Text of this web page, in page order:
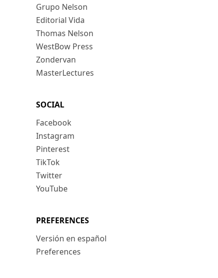
Grupo Nelson
Editorial Vida
Thomas Nelson
WestBow Press
Zondervan
MasterLectures
SOCIAL
Facebook
Instagram
Pinterest
TikTok
Twitter
YouTube
PREFERENCES
Versión en español
Preferences